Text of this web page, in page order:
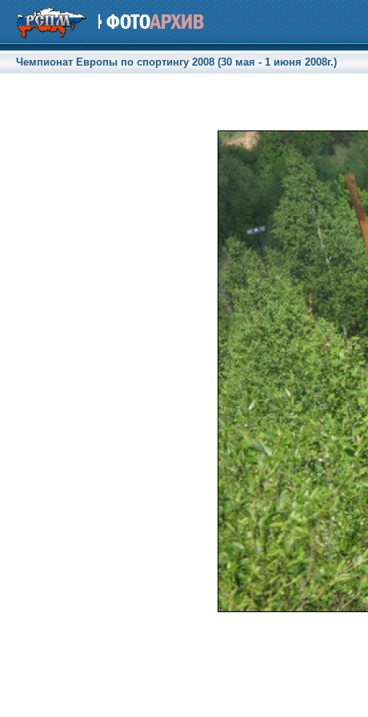
Чемпионат Европы по спортингу 2008 (30 мая - 1 июня 2008г.)